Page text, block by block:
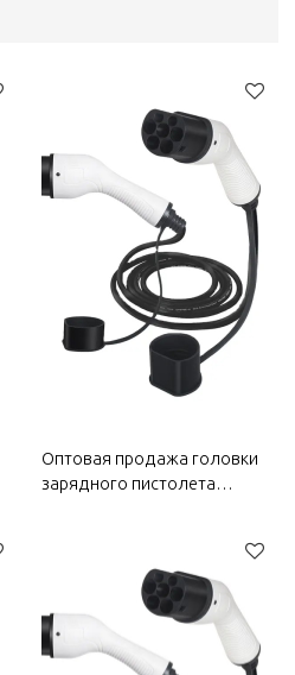
Оптовая продажа головки
зарядного пистолета
надежная | Автозапчасти
для кузова Bestune